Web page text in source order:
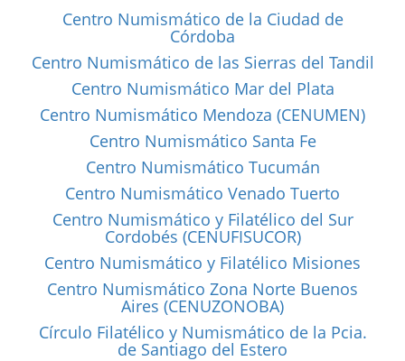
Centro Numismático de la Ciudad de
Córdoba
Centro Numismático de las Sierras del Tandil
Centro Numismático Mar del Plata
Centro Numismático Mendoza (CENUMEN)
Centro Numismático Santa Fe
Centro Numismático Tucumán
Centro Numismático Venado Tuerto
Centro Numismático y Filatélico del Sur
Cordobés (CENUFISUCOR)
Centro Numismático y Filatélico Misiones
Centro Numismático Zona Norte Buenos
Aires (CENUZONOBA)
Círculo Filatélico y Numismático de la Pcia.
de Santiago del Estero